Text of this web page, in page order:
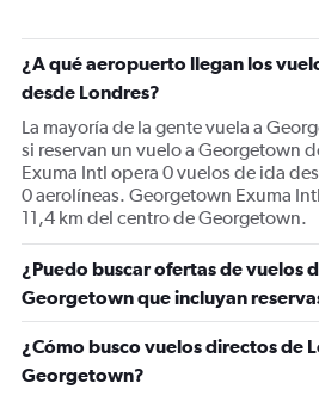
¿A qué aeropuerto llegan los
desde Londres?
La mayoría de la gente vuela a
si reservan un vuelo a Georgetown
Exuma Intl opera 0 vuelos de ida
0 aerolíneas. Georgetown Exuma
11,4 km del centro de Georgetown.
¿Puedo buscar ofertas de vuelos
Georgetown que incluyan
¿Cómo busco vuelos directos de
Georgetown?